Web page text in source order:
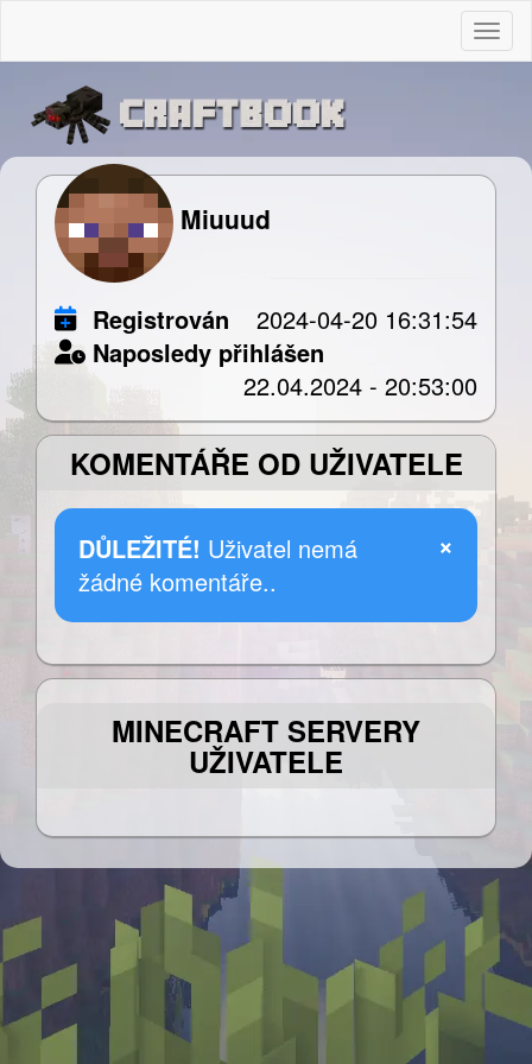
Miuuud
Registrován
2024-04-20 16:31:54
Naposledy přihlášen
22.04.2024 - 20:53:00
KOMENTÁŘE OD UŽIVATELE
×
DŮLEŽITÉ! Uživatel nemá
žádné komentáře..
MINECRAFT SERVERY
UŽIVATELE